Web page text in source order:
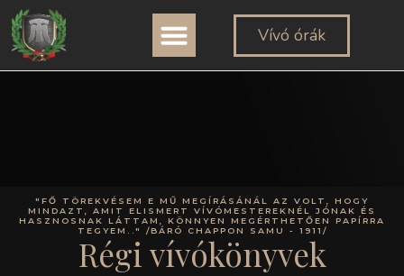
Vívó órák
"FŐ TÖREKVÉSEM E MŰ MEGÍRÁSÁNÁL AZ VOLT, HOGY
MINDAZT, AMIT ELISMERT VÍVÓMESTEREKNÉL JÓNAK ÉS
HASZNOSNAK LÁTTAM, KÖNNYEN MEGÉRTHETŐEN PAPÍRRA
TEGYEM.." /BÁRÓ CHAPPON SAMU - 1911/
Régi vívókönyvek